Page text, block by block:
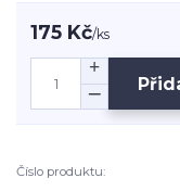
175 Kč/ks
Číslo produktu: